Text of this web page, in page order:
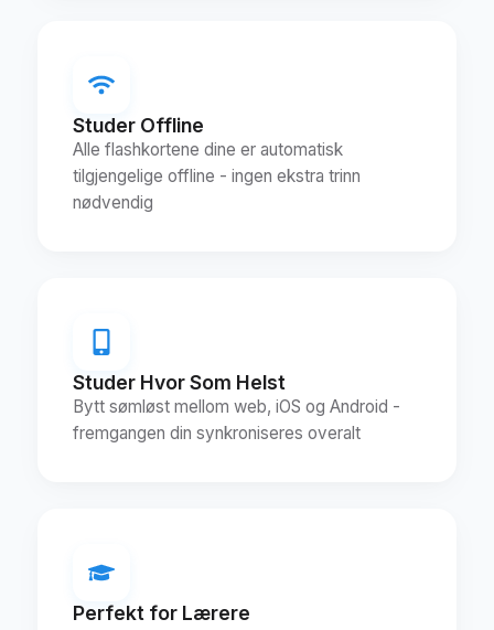
Studer Offline
Alle flashkortene dine er automatisk
tilgjengelige offline - ingen ekstra trinn
nødvendig
Studer Hvor Som Helst
Bytt sømløst mellom web, iOS og Android -
fremgangen din synkroniseres overalt
Perfekt for Lærere